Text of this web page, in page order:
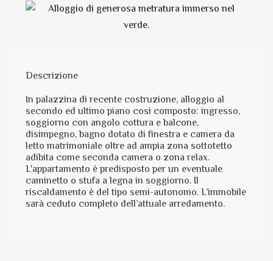
Descrizione
In palazzina di recente costruzione, alloggio al
secondo ed ultimo piano così composto: ingresso,
soggiorno con angolo cottura e balcone,
disimpegno, bagno dotato di finestra e camera da
letto matrimoniale oltre ad ampia zona sottotetto
adibita come seconda camera o zona relax.
L'appartamento è predisposto per un eventuale
caminetto o stufa a legna in soggiorno. Il
riscaldamento è del tipo semi-autonomo. L’immobile
sarà ceduto completo dell’attuale arredamento.